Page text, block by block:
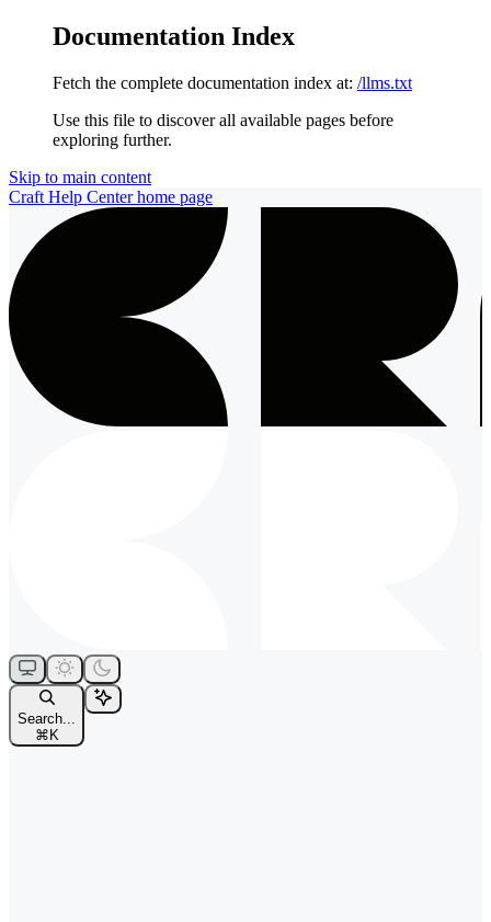
Documentation Index
Fetch the complete documentation index at: /llms.txt
Use this file to discover all available pages before
exploring further.
Skip to main content
Craft Help Centerhome page
Search...
⌘ K